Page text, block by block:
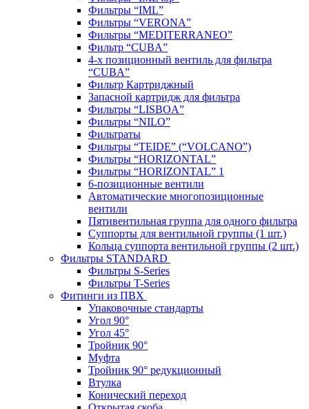
Фильтры “IML”
Фильтры “VERONA”
Фильтры “MEDITERRANEO”
Фильтр “CUBA”
4-х позиционный вентиль для фильтра
“CUBA”
Фильтр Картриджный
Запасной картридж для фильтра
Фильтры “LISBOA”
Фильтры “NILO”
Фильтраты
Фильтры “TEIDE” (“VOLСANO”)
Фильтры “HORIZONTAL”
Фильтры “HORIZONTAL” 1
6-позиционные вентили
Автоматические многопозиционные
вентили
Пятивентильная группа для одного фильтра
Суппорты для вентильной группы (1 шт.)
Кольца суппорта вентильной группы (2 шт.)
Фильтры STANDARD
Фильтры S-Series
Фильтры T-Series
Фитинги из ПВХ
Упаковочные стандарты
Угол 90°
Угол 45°
Тройник 90°
Муфта
Тройник 90° редукционный
Втулка
Конический переход